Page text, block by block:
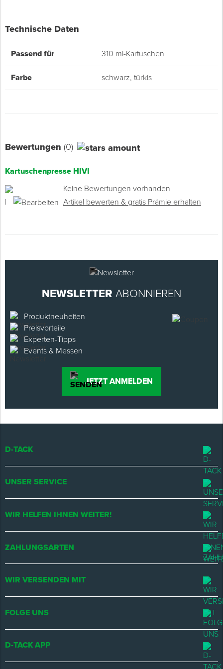
Technische Daten
Passend für 310 ml-Kartuschen
Farbe schwarz, türkis
Bewertungen (0)
Kartuschenpresse HIVI
Keine Bewertungen vorhanden
|
Artikel bewerten & gratis Prämie erhalten
NEWSLETTER ABONNIEREN
Produktneuheiten
Preisvorteile
Experten-Tipps
Events & Messen
JETZT ANMELDEN
D-TACK
UNSER SERVICE
WIR HELFEN IHNEN WEITER!
ZAHLUNGSARTEN
WIR VERSENDEN MIT
FOLGE UNS
D-TACK APP